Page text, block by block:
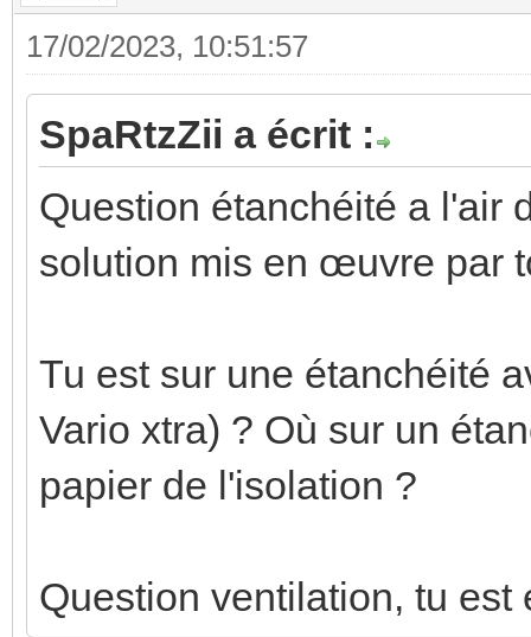
17/02/2023, 10:51:57
SpaRtzZii a écrit :
Question étanchéité a l'air
solution mis en œuvre par
Tu est sur une étanchéité
Vario xtra) ? Où sur un
papier de l'isolation ?
Question ventilation, tu